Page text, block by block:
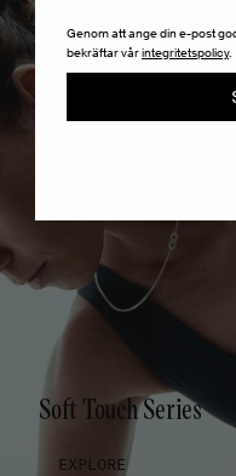
Soft Touch Series
EXPLORE
Genom att ange din e-post
bekräftar vårintegritetspolicy.